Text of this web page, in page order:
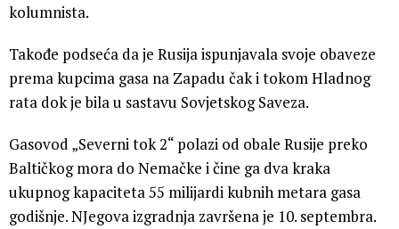
kolumnista.
Takođe podseća da je Rusija ispunjavala svoje obaveze
prema kupcima gasa na Zapadu čak i tokom Hladnog
rata dok je bila u sastavu Sovjetskog Saveza.
Gasovod „Severni tok 2“ polazi od obale Rusije preko
Baltičkog mora do Nemačke i čine ga dva kraka
ukupnog kapaciteta 55 milijardi kubnih metara gasa
godišnje. NJegova izgradnja završena je 10. septembra.